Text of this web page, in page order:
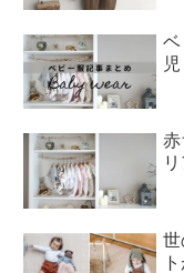
ベ
赤
世